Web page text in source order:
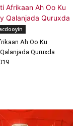
Ah Oo Ku
Quruxda